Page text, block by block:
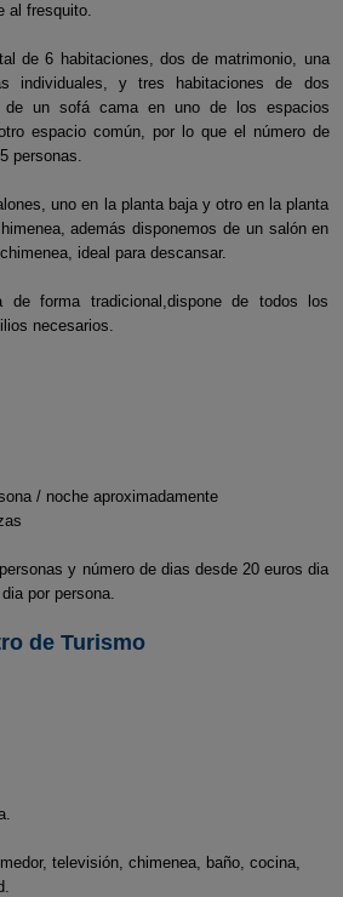
al fresquito.
de 6 habitaciones, dos de matrimonio, una
individuales, y tres habitaciones de dos
de un sofá cama en uno de los espacios
espacio común, por lo que el número de
personas.
uno en la planta baja y otro en la planta
además disponemos de un salón en
ideal para descansar.
de forma tradicional,dispone de todos los
necesarios.
/ noche aproximadamente
y número de dias desde 20 euros dia
por persona.
de Turismo
televisión, chimenea, baño, cocina,